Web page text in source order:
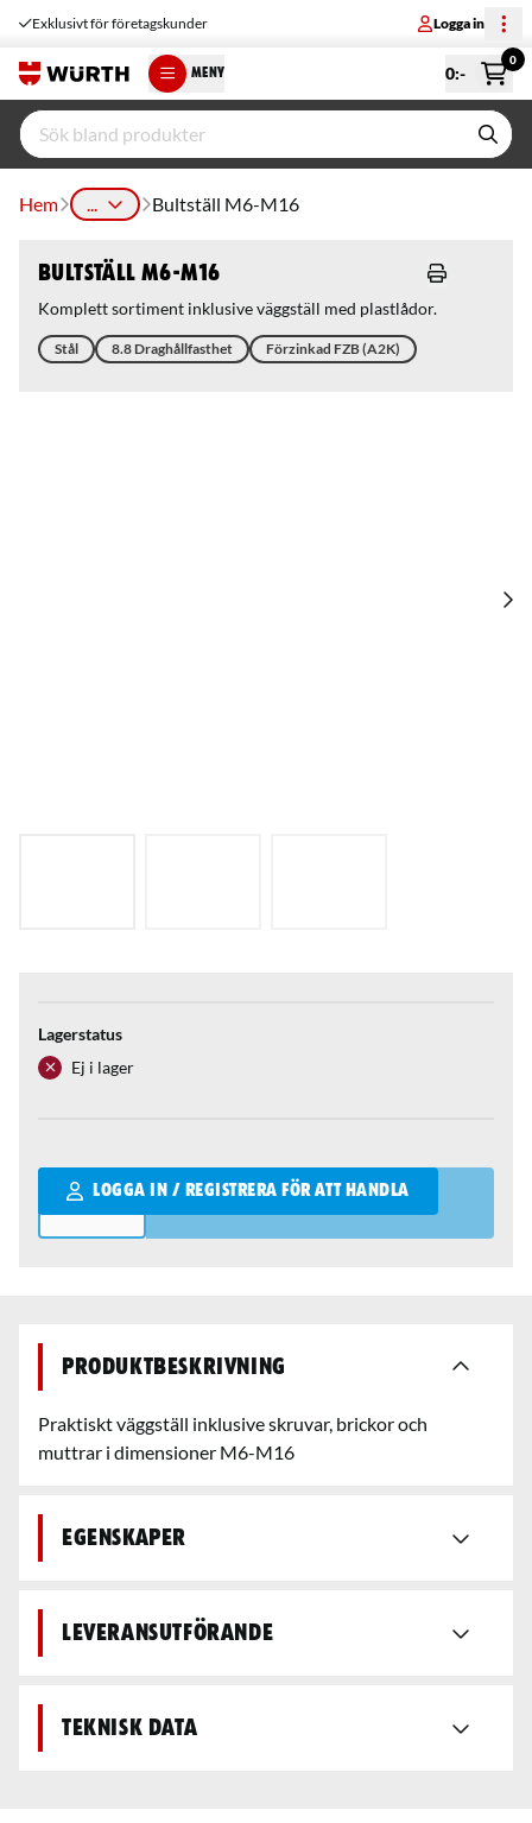
Exklusivt för företagskunder Logga in
MENY 0:-
0
Hem ... Bultställ M6-M16
Bultställ M6-M16
Komplett sortiment inklusive väggställ med plastlådor.
Stål 8.8 Draghållfasthet Förzinkad FZB (A2K)
Lagerstatus
Ej i lager
LOGGA IN / REGISTRERA FÖR ATT HANDLA
Qantity
Produktbeskrivning
Praktiskt väggställ inklusive skruvar, brickor och
muttrar i dimensioner M6-M16
Egenskaper
Leveransutförande
Teknisk data